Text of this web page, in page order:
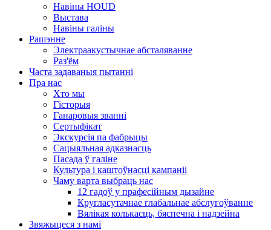
Навіны HOUD
Выстава
Навіны галіны
Рашэнне
Электраакустычнае абсталяванне
Раз'ём
Часта задаваныя пытанні
Пра нас
Хто мы
Гісторыя
Ганаровыя званні
Сертыфікат
Экскурсія па фабрыцы
Сацыяльная адказнасць
Пасада ў галіне
Культура і каштоўнасці кампаніі
Чаму варта выбраць нас
12 гадоў у прафесійным дызайне
Кругласутачнае глабальнае абслугоўванне
Вялікая колькасць, бяспечна і надзейна
Звяжыцеся з намі